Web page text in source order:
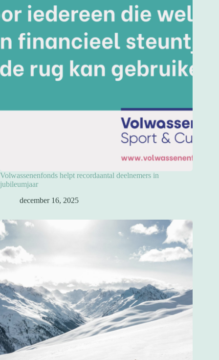
Volwassenenfonds helpt recordaantal deelnemers in
jubileumjaar
december 16, 2025